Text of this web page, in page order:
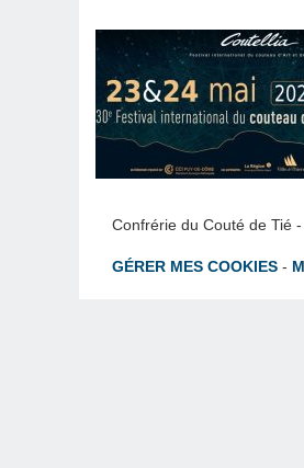
Confrérie du Couté de Tié
GÉRER MES COOKIES -